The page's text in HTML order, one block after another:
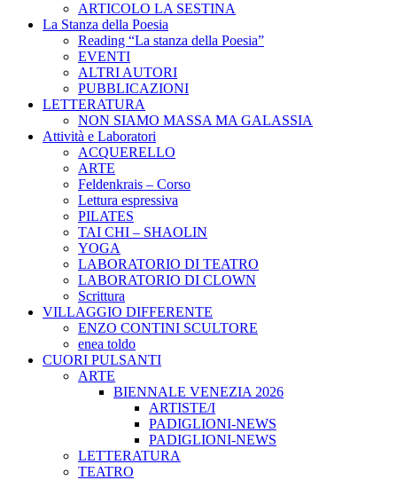
ARTICOLO LA SESTINA
La Stanza della Poesia
Reading “La stanza della Poesia”
EVENTI
ALTRI AUTORI
PUBBLICAZIONI
LETTERATURA
NON SIAMO MASSA MA GALASSIA
Attività e Laboratori
ACQUERELLO
ARTE
Feldenkrais – Corso
Lettura espressiva
PILATES
TAI CHI – SHAOLIN
YOGA
LABORATORIO DI TEATRO
LABORATORIO DI CLOWN
Scrittura
VILLAGGIO DIFFERENTE
ENZO CONTINI SCULTORE
enea toldo
CUORI PULSANTI
ARTE
BIENNALE VENEZIA 2026
ARTISTE/I
PADIGLIONI-NEWS
PADIGLIONI-NEWS
LETTERATURA
TEATRO